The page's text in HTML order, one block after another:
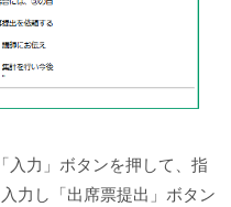
入力」ボタンを押して、指
力し「出席票提出」ボタン